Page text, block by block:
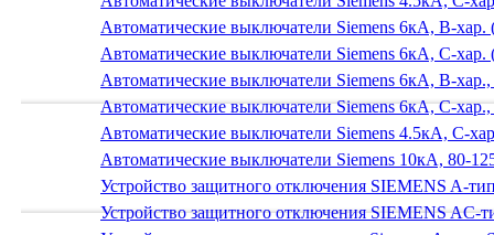
Автоматические выключатели Siemens 6кА, B-хар.
Автоматические выключатели Siemens 6кА, С-хар.
Автоматические выключатели Siemens 6кА, B-
Автоматические выключатели Siemens 6кА, C-
Автоматические выключатели Siemens 4.5кА, C-
Автоматические выключатели Siemens 10кА, 80-
Устройство защитного отключения SIEMENS A-
Устройство защитного отключения SIEMENS AС-